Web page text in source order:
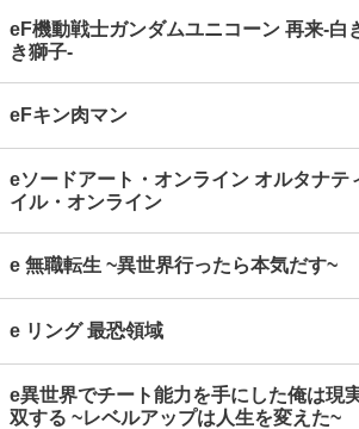
eF機動戦士ガンダムユニコーン 再来‐白
き獅子‐
eFキン肉マン
eソードアート・オンライン オルタナテ
イル・オンライン
e 無職転生 ~異世界行ったら本気だす~
e リング 最恐領域
e異世界でチート能力を手にした俺は現
双する ~レベルアップは人生を変えた~